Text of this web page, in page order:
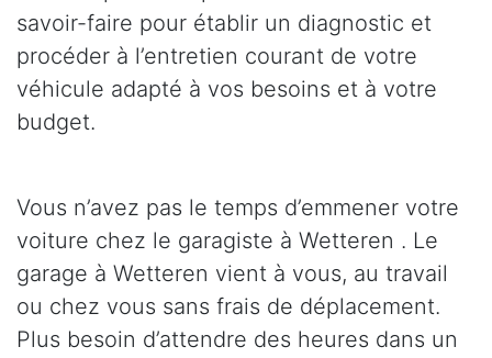
savoir-faire pour établir un diagnostic et
procéder à l’entretien courant de votre
véhicule adapté à vos besoins et à votre
budget.
Vous n’avez pas le temps d’emmener votre
voiture chez le garagiste à Wetteren . Le
garage à Wetteren vient à vous, au travail
ou chez vous sans frais de déplacement.
Plus besoin d’attendre des heures dans un